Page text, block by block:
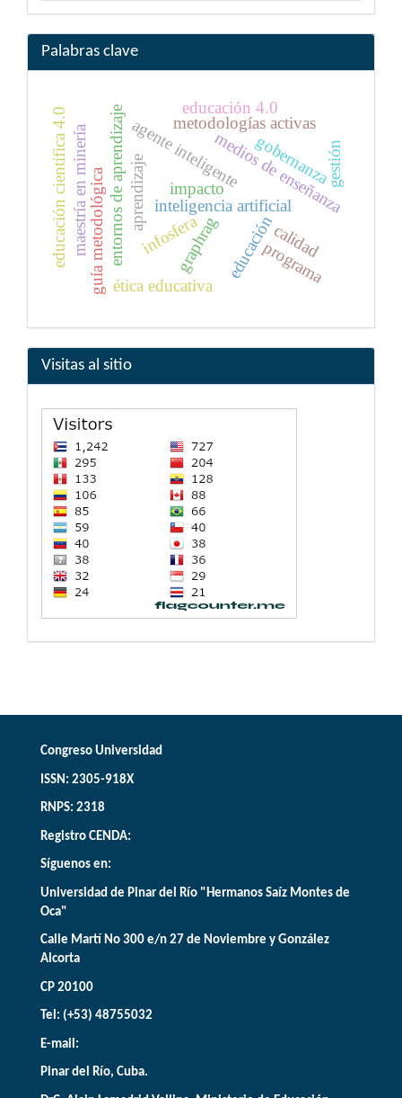
Palabras clave
aprendizaje inteligencia artificial
medios de enseñanza
metodologías activas
entornos de aprendizajeagente inteligente
educación
graphrag
guía metodológica
educación 4.0
calidad
gobernanza
ética educativa
infosfera
maestría en minería
educación científica 4.0 impacto
gestión
programa
Visitas al sitio
Congreso Universidad
ISSN: 2305-918X
RNPS: 2318
Registro CENDA:
Síguenos en:
Universidad de Pinar del Río "Hermanos Saíz Montes de
Oca"
Calle Martí No 300 e/n 27 de Noviembre y González
Alcorta
CP 20100
Tel: (+53) 48755032
E-mail:
Pinar del Río, Cuba.